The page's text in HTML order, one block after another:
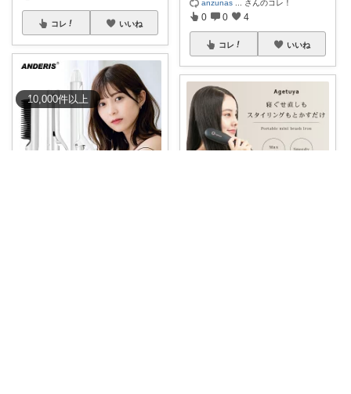
10,000件以上
コレ いいね
anzunas さんのコレ！
0 0 4
コレ いいね